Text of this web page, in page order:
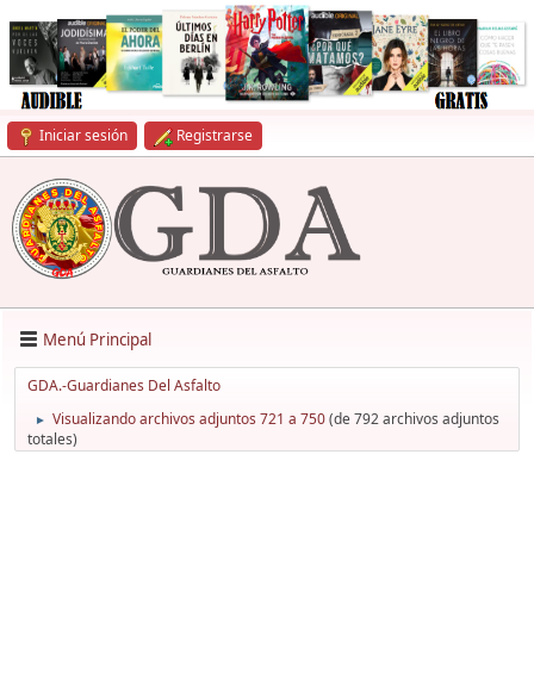
Iniciar sesión Registrarse
Menú Principal
GDA.-Guardianes Del Asfalto
► Visualizando archivos adjuntos 721 a 750(de 792 archivos adjuntos
totales)